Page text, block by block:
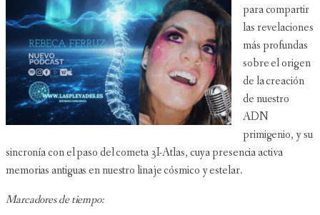
para compartir
las revelaciones
más profundas
sobre el origen
de la creación
de nuestro
ADN
primigenio, y su
sincronía con el paso del cometa 3I-Atlas, cuya presencia activa
memorias antiguas en nuestro linaje cósmico y estelar.
Marcadores de tiempo: